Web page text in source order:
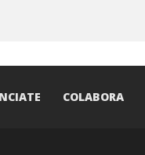
COLABORA